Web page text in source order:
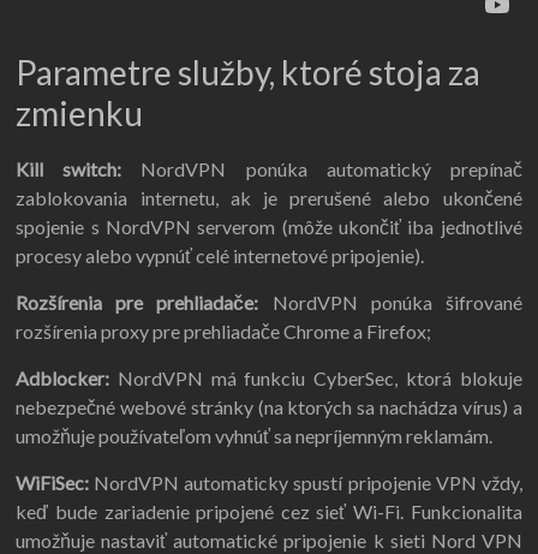
Parametre služby, ktoré stoja za
zmienku
Kill switch: NordVPN ponúka automatický prepínač
zablokovania internetu, ak je prerušené alebo ukončené
spojenie s NordVPN serverom (môže ukončiť iba jednotlivé
procesy alebo vypnúť celé internetové pripojenie).
Rozšírenia pre prehliadače: NordVPN ponúka šifrované
rozšírenia proxy pre prehliadače Chrome a Firefox;
Adblocker: NordVPN má funkciu CyberSec, ktorá blokuje
nebezpečné webové stránky (na ktorých sa nachádza vírus) a
umožňuje používateľom vyhnúť sa nepríjemným reklamám.
WiFiSec: NordVPN automaticky spustí pripojenie VPN vždy,
keď bude zariadenie pripojené cez sieť Wi-Fi. Funkcionalita
umožňuje nastaviť automatické pripojenie k sieti Nord VPN